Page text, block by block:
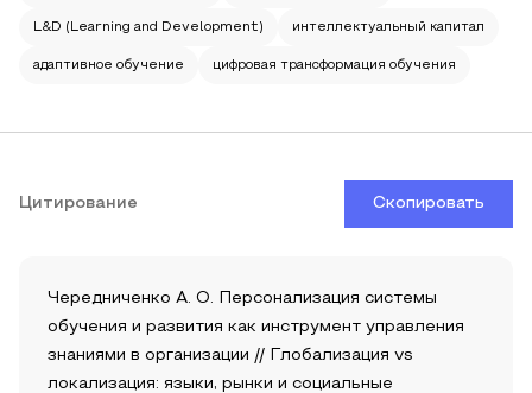
L&D (Learning and Development) интеллектуальный капитал
адаптивное обучение цифровая трансформация обучения
Цитирование Скопировать
Чередниченко А. О. Персонализация системы
обучения и развития как инструмент управления
знаниями в организации // Глобализация vs
локализация: языки, рынки и социальные